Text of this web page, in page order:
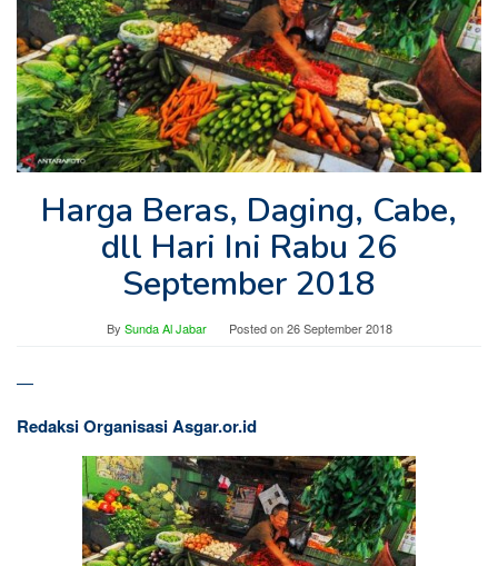
Harga Beras, Daging, Cabe,
dll Hari Ini Rabu 26
September 2018
By Sunda Al Jabar Posted on26 September 2018
—
Redaksi Organisasi Asgar.or.id